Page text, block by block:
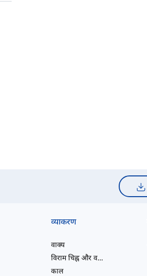
व्याकरण
वाक्य
विराम चिह्न और वर्तनी
काल